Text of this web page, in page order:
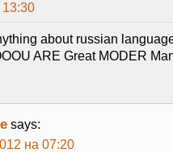
about russian
ARE Great MODER
says:
на 07:20